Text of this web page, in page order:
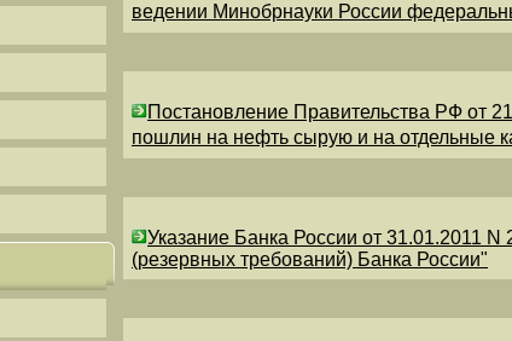
ведении Минобрнауки России
Постановление Правительства РФ от
пошлин на нефть сырую и на отдельные
Указание Банка России от 31.01.2011
(резервных требований) Банка России"